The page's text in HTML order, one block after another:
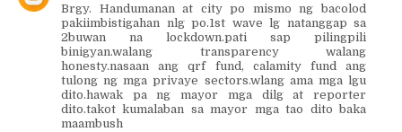
Brgy. Handumanan at city po mismo ng bacolod
pakiimbistigahan nlg po.1st wave lg natanggap sa
2buwan na lockdown.pati sap pilingpili
binigyan.walang transparency walang
honesty.nasaan ang qrf fund, calamity fund ang
tulong ng mga privaye sectors.wlang ama mga lgu
dito.hawak pa ng mayor mga dilg at reporter
dito.takot kumalaban sa mayor mga tao dito baka
maambush